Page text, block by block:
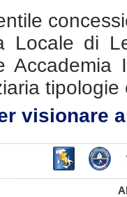
Locale di
Accademia
visionare